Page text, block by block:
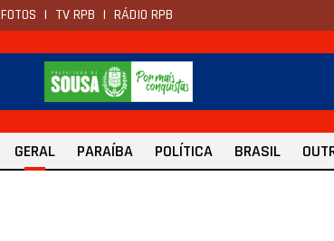
FOTOS | TV RPB | RÁDIO RPB
GERAL PARAÍBA POLÍTICA BRASIL